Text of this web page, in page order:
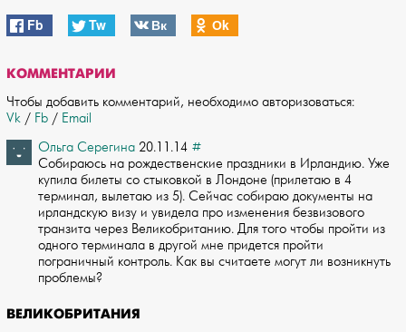
Fb Tw Вк Оk
КОММЕНТАРИИ
Чтобы добавить комментарий, необходимо авторизоваться:
Vk / Fb / Email
Ольга Серегина 20.11.14 #
Собираюсь на рождественские праздники в Ирландию. Уже
купила билеты со стыковкой ­в Лондоне (прилетаю в 4
терминал, вылетаю из 5). Сейчас собираю документы на
ирла­ндскую визу и увидела про изменения безвизового
транзита через Великобританию. Дл­я того чтобы пройти из
одного терминала в другой мне придется пройти
пограничный ­контроль. Как вы считаете могут ли возникнуть
проблемы?
ВЕЛИКОБРИТАНИЯ